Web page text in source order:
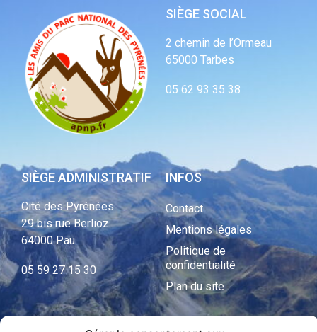
SIÈGE SOCIAL
2 chemin de l’Ormeau
65000 Tarbes
05 62 93 35 38
SIÈGE ADMINISTRATIF
Cité des Pyrénées
29 bis rue Berlioz
64000 Pau
05 59 27 15 30
INFOS
Contact
Mentions légales
Politique de
confidentialité
Plan du site